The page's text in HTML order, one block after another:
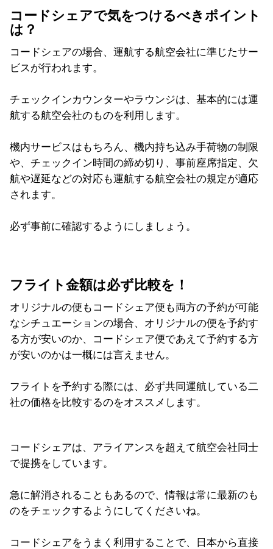
コードシェアで気をつけるべきポイント
は？
コードシェアの場合、運航する航空会社に準じたサー
ビスが行われます。
チェックインカウンターやラウンジは、基本的には運
航する航空会社のものを利用します。
機内サービスはもちろん、機内持ち込み手荷物の制限
や、チェックイン時間の締め切り、事前座席指定、欠
航や遅延などの対応も運航する航空会社の規定が適応
されます。
必ず事前に確認するようにしましょう。
フライト金額は必ず比較を！
オリジナルの便もコードシェア便も両方の予約が可能
なシチュエーションの場合、オリジナルの便を予約す
る方が安いのか、コードシェア便であえて予約する方
が安いのかは一概には言えません。
フライトを予約する際には、必ず共同運航している二
社の価格を比較するのをオススメします。
コードシェアは、アライアンスを超えて航空会社同士
で提携をしています。
急に解消されることもあるので、情報は常に最新のも
のをチェックするようにしてくださいね。
コードシェアをうまく利用することで、日本から直接